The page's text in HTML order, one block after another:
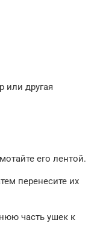
или другая
его лентой.
перенесите их
часть ушек к